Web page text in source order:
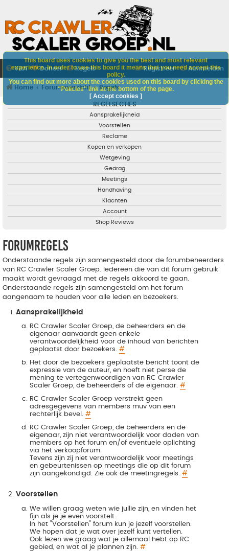
V&A Doneer Regels Aanmelden
Registreer
Home Forumoverzicht Regels
REGELSECTIES
Aansprakelijkheid
Voorstellen
Reclame
Kopen en verkopen
Wetgeving
Gedrag
Meetings
Handhaving
Klachten
Account
Shop Reviews
Forumregels
Onderstaande regels zijn samengesteld door de forumbeheerders
van RC Crawler Scaler Groep. Iedereen die van dit forum gebruik
maakt wordt gevraagd met de regels akkoord te gaan.
Onderstaande regels zijn samengesteld om het forum
aangenaam te houden voor alle leden en bezoekers.
Aansprakelijkheid
RC Crawler Scaler Groep, de beheerders en de
eigenaar aanvaardt geen enkele
verantwoordelijkheid voor de inhoud van berichten
geplaatst door bezoekers. #
Het door de bezoekers geplaatste bericht toont de
expressie van de auteur, en hoeft niet perse de
mening te vertegenwoordigen van RC Crawler
Scaler Groep, de beheerders of de eigenaar. #
RC Crawler Scaler Groep verstrekt geen
adresgegevens van members muv van een
rechterlijk bevel. #
RC Crawler Scaler Groep, de beheerders en de
eigenaar, zijn niet verantwoordelijk voor daden van
members op het forum en/of eventuele oplichting
via het verkoopforum.
Tevens zijn zij niet verantwoordelijk voor meetings
en gebeurtenissen op meetings die op dit forum
zijn aangekondigd. Zie ook de meetingregels. #
Voorstellen
We willen graag weten wie jullie zijn, en vinden het
fijn als je je even voorstelt.
In het "Voorstellen" forum kun je jezelf voorstellen.
We hopen dat je wat over jezelf kunt vertellen.
Ook lezen we graag wat je allemaal hebt op RC
gebied, en wat al je plannen zijn. #
This board uses cookies to give you the best and most relevant
experience. In order to use this board it means that you need accept this
policy.
You can find out more about the cookies used on this board by clicking the
"Policies" link at the bottom of the page.
[ Accept cookies ]